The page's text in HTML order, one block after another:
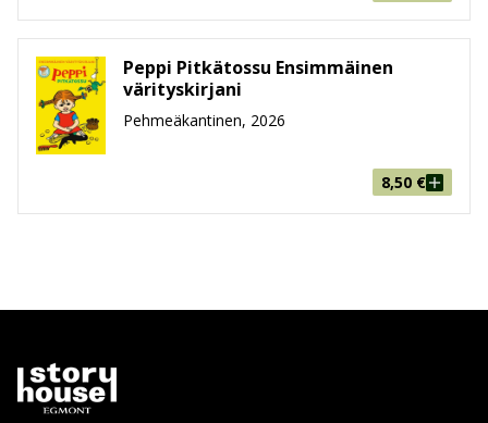
Peppi Pitkätossu Ensimmäinen
värityskirjani
Pehmeäkantinen, 2026
8,50 €